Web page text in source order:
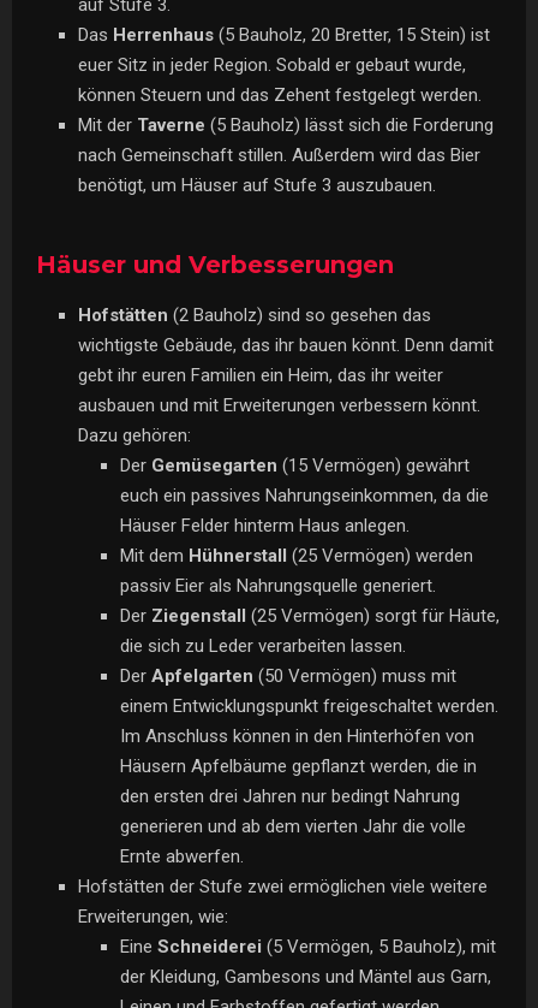
auf Stufe 3.
Das Herrenhaus (5 Bauholz, 20 Bretter, 15 Stein) ist
euer Sitz in jeder Region. Sobald er gebaut wurde,
können Steuern und das Zehent festgelegt werden.
Mit der Taverne (5 Bauholz) lässt sich die Forderung
nach Gemeinschaft stillen. Außerdem wird das Bier
benötigt, um Häuser auf Stufe 3 auszubauen.
Häuser und Verbesserungen
Hofstätten (2 Bauholz) sind so gesehen das
wichtigste Gebäude, das ihr bauen könnt. Denn damit
gebt ihr euren Familien ein Heim, das ihr weiter
ausbauen und mit Erweiterungen verbessern könnt.
Dazu gehören:
Der Gemüsegarten (15 Vermögen) gewährt
euch ein passives Nahrungseinkommen, da die
Häuser Felder hinterm Haus anlegen.
Mit dem Hühnerstall (25 Vermögen) werden
passiv Eier als Nahrungsquelle generiert.
Der Ziegenstall (25 Vermögen) sorgt für Häute,
die sich zu Leder verarbeiten lassen.
Der Apfelgarten (50 Vermögen) muss mit
einem Entwicklungspunkt freigeschaltet werden.
Im Anschluss können in den Hinterhöfen von
Häusern Apfelbäume gepflanzt werden, die in
den ersten drei Jahren nur bedingt Nahrung
generieren und ab dem vierten Jahr die volle
Ernte abwerfen.
Hofstätten der Stufe zwei ermöglichen viele weitere
Erweiterungen, wie:
Eine Schneiderei (5 Vermögen, 5 Bauholz), mit
der Kleidung, Gambesons und Mäntel aus Garn,